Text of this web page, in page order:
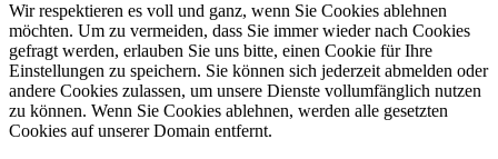
Wir respektieren es voll und ganz, wenn Sie Cookies ablehnen
möchten. Um zu vermeiden, dass Sie immer wieder nach Cookies
gefragt werden, erlauben Sie uns bitte, einen Cookie für Ihre
Einstellungen zu speichern. Sie können sich jederzeit abmelden oder
andere Cookies zulassen, um unsere Dienste vollumfänglich nutzen
zu können. Wenn Sie Cookies ablehnen, werden alle gesetzten
Cookies auf unserer Domain entfernt.